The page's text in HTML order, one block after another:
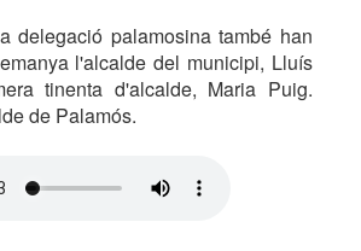
delegació palamosina també han
l'alcalde del municipi, Lluís
tinenta d'alcalde, Maria Puig.
de Palamós.